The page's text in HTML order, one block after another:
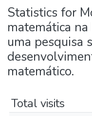
Statistics for
matemática na
uma pesquisa
matemático.
Total visits